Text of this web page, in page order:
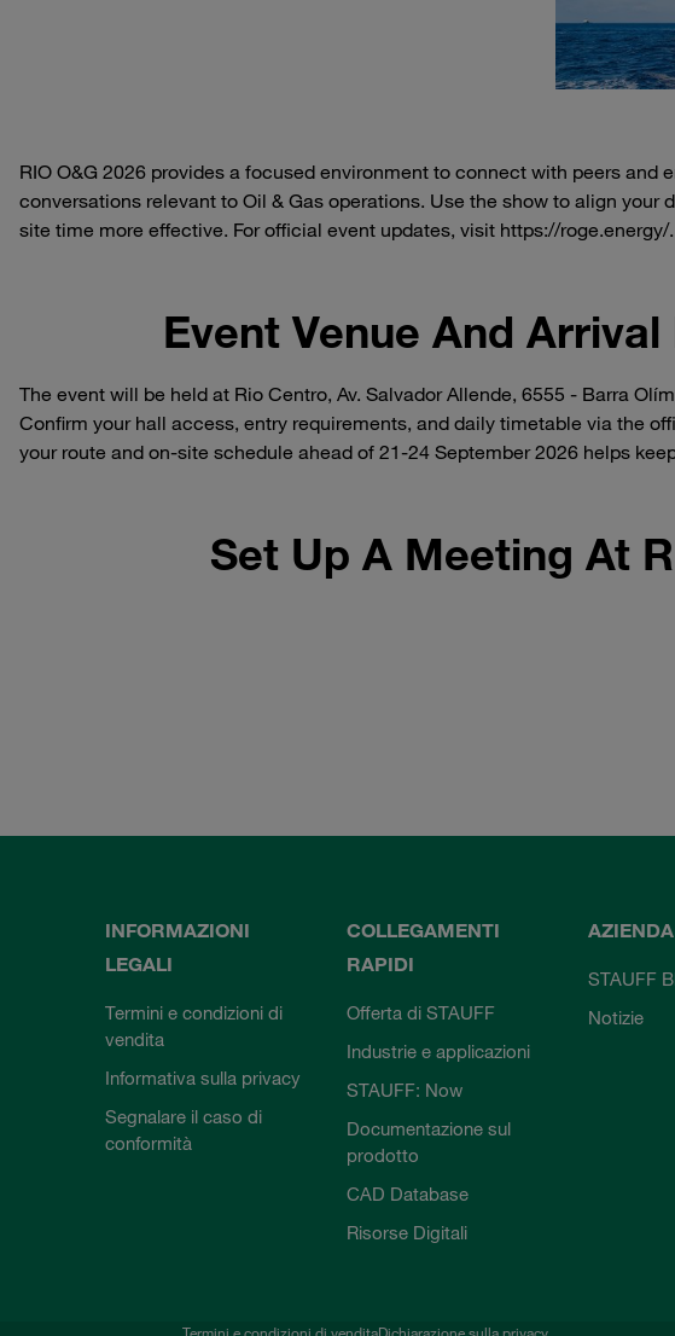
RIO O&G 2026 provides a focused environment to connect with peers and
conversations relevant to Oil & Gas operations. Use the show to align
site time more effective. For official event updates, visit https://roge.energy/.
Event Venue And
The event will be held at Rio Centro, Av. Salvador Allende, 6555 - Barra
Confirm your hall access, entry requirements, and daily timetable via the
your route and on-site schedule ahead of 21-24 September 2026 helps
Set Up A Meeting At
INFORMAZIONI
LEGALI
Termini e condizioni di
vendita
Informativa sulla privacy
Segnalare il caso di
conformità
COLLEGAMENTI
RAPIDI
Offerta di STAUFF
Industrie e applicazioni
STAUFF: Now
Documentazione sul
prodotto
CAD Database
Risorse Digitali
AZIENDA
STAUFF
Notizie